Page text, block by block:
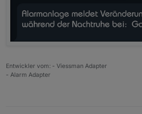
Entwickler vom: - Viessman Adapter
- Alarm Adapter